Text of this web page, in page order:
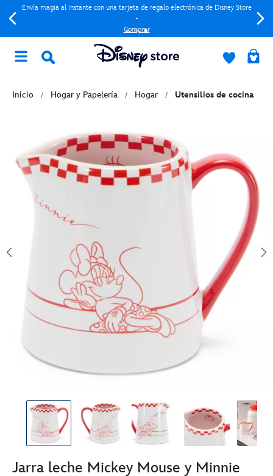
Envía magia al instante con una tarjeta de regalo electrónica de Disney Store
-
Comprar
Inicio Hogar y Papelería Hogar Utensilios de cocina
Jarra leche Mickey Mouse y Minnie